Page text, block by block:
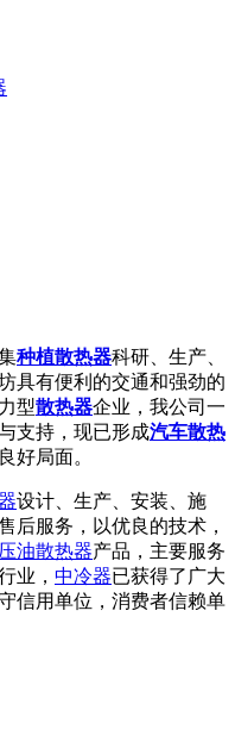
种植散热器科研、生产、
具有便利的交通和强劲的
型散热器企业，我公司一
支持，现已形成汽车散热
好局面。
设计、生产、安装、施
后服务，以优良的技术，
油散热器产品，主要服务
业， 中冷器已获得了广大
信用单位，消费者信赖单